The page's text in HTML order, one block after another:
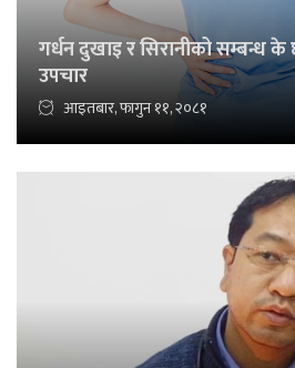
गर्धन दुखाइ र सिरानीको सम्बन्ध
उपचार
आइतबार, फागुन ११, २०८१